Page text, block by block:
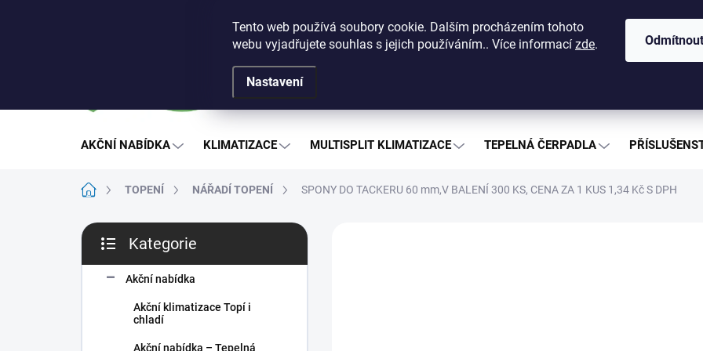
Tento web používá soubory cookie. Dalším procházením tohoto
webu vyjadřujete souhlas s jejich používáním.. Více informací zde.
Nastavení
Odmítnout
Ceníky a
AKČNÍ NABÍDKA KLIMATIZACE MULTISPLIT KLIMATIZACE TEPELNÁ ČERPADLA
Domů TOPENÍ NÁŘADÍ TOPENÍ SPONY DO TACKERU 60 mm,V BALENÍ 300 KS, CENA ZA 1 KUS 1,34 Kč S DPH
P
s
kategorie
Kategorie
Akční nabídka
Akční klimatizace Topí i
chladí
Akční nabídka – Tepelná